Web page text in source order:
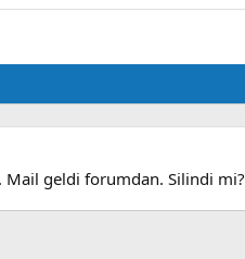
Mail geldi forumdan. Silindi mi?